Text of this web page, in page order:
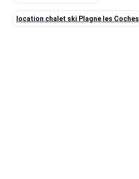
location chalet ski Plagne les Coches